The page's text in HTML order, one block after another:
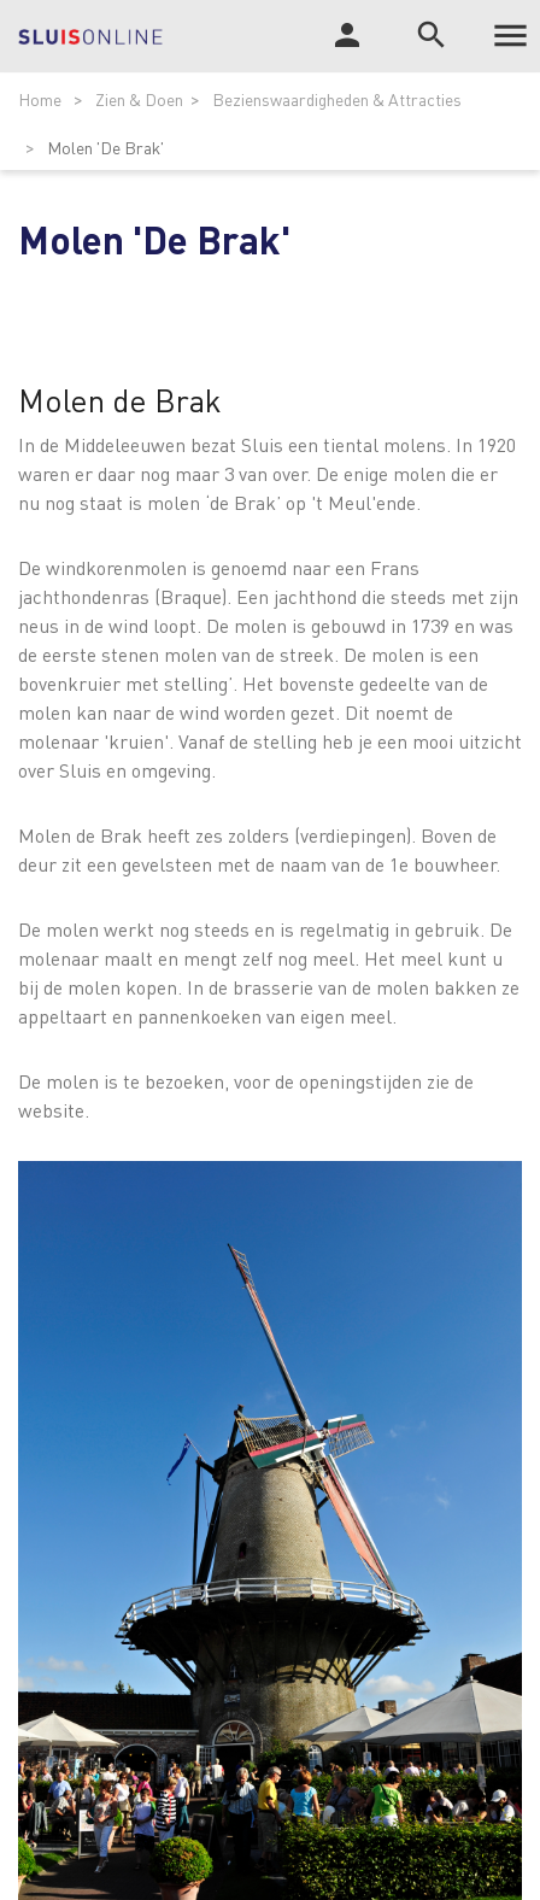

ZOEK
search
person
Home Zien & Doen Bezienswaardigheden & Attracties
Molen 'De Brak'
Molen 'De Brak'
Molen de Brak
In de Middeleeuwen bezat Sluis een tiental molens. In 1920
waren er daar nog maar 3 van over. De enige molen die er
nu nog staat is molen ‘de Brak’ op 't Meul'ende.
De windkorenmolen is genoemd naar een Frans
jachthondenras (Braque). Een jachthond die steeds met zijn
neus in de wind loopt. De molen is gebouwd in 1739 en was
de eerste stenen molen van de streek. De molen is een
bovenkruier met stelling’. Het bovenste gedeelte van de
molen kan naar de wind worden gezet. Dit noemt de
molenaar 'kruien'. Vanaf de stelling heb je een mooi uitzicht
over Sluis en omgeving.
Molen de Brak heeft zes zolders (verdiepingen). Boven de
deur zit een gevelsteen met de naam van de 1e bouwheer.
De molen werkt nog steeds en is regelmatig in gebruik. De
molenaar maalt en mengt zelf nog meel. Het meel kunt u
bij de molen kopen. In de brasserie van de molen bakken ze
appeltaart en pannenkoeken van eigen meel.
De molen is te bezoeken, voor de openingstijden zie de
website.